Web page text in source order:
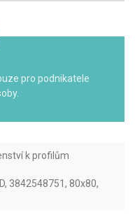
pro podnikatele
k profilům
3842548751, 80x80,